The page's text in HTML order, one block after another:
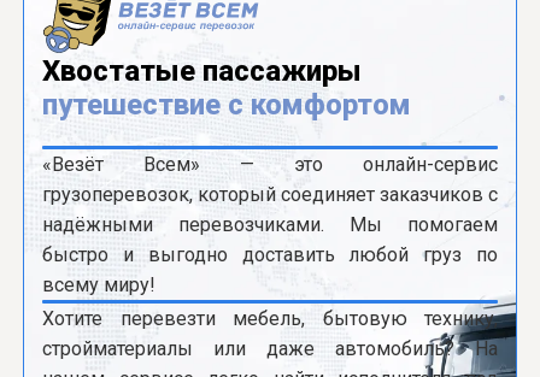
Хвостатые пассажиры
путешествие с комфортом
«Везёт Всем» — это онлайн-сервис
грузоперевозок, который соединяет заказчиков с
надёжными перевозчиками. Мы помогаем
быстро и выгодно доставить любой груз по
всему миру!
Хотите перевезти мебель, бытовую технику,
стройматериалы или даже автомобиль? На